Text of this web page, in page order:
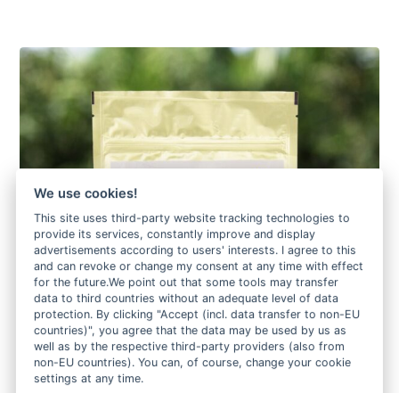
We use cookies!
This site uses third-party website tracking technologies to
provide its services, constantly improve and display
advertisements according to users' interests. I agree to this
and can revoke or change my consent at any time with effect
for the future.We point out that some tools may transfer
data to third countries without an adequate level of data
protection. By clicking "Accept (incl. data transfer to non-EU
countries)", you agree that the data may be used by us as
well as by the respective third-party providers (also from
non-EU countries). You can, of course, change your cookie
settings at any time.